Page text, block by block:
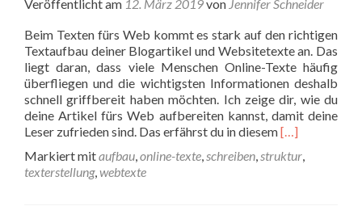
Veröffentlicht am 12. März 2019von Jennifer Schneider
Beim Texten fürs Web kommt es stark auf den richtigen
Textaufbau deiner Blogartikel und Websitetexte an. Das
liegt daran, dass viele Menschen Online-Texte häufig
überfliegen und die wichtigsten Informationen deshalb
schnell griffbereit haben möchten. Ich zeige dir, wie du
deine Artikel fürs Web aufbereiten kannst, damit deine
Leser zufrieden sind. Das erfährst du in diesemRead more
[…]
Markiert mitaufbau,online-texte,schreiben,struktur,
texterstellung,webtexte